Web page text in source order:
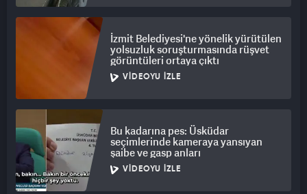
İzmit Belediyesi'ne yönelik yürütülen
yolsuzluk soruşturmasında rüşvet
görüntüleri ortaya çıktı
VIDEOYU İZLE
Bu kadarına pes: Üsküdar
seçimlerinde kameraya yansıyan
şaibe ve gasp anları
VIDEOYU İZLE